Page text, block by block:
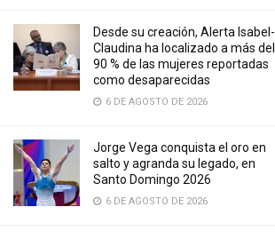
Desde su creación, Alerta Isabel-
Claudina ha localizado a más del
90 % de las mujeres reportadas
como desaparecidas
6 DE AGOSTO DE 2026
Jorge Vega conquista el oro en
salto y agranda su legado, en
Santo Domingo 2026
6 DE AGOSTO DE 2026